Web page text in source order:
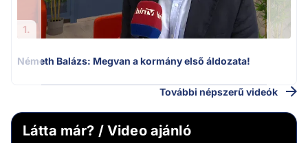
1.
Németh Balázs: Megvan a kormány első áldozata!
További népszerű videók
Látta már? / Video ajánló